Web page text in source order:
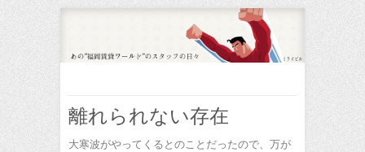
離れられない存在
大寒波がやってくるとのことだったので、万が